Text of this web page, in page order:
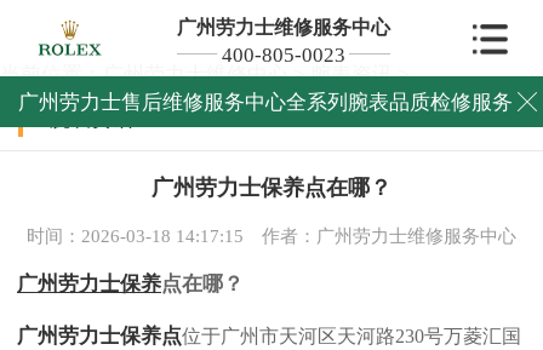
广州劳力士维修服务中心
400-805-0023
广州劳力士售后维修服务中心全系列腕表品质检修服务 
当前位置：广州劳力士维修中心>腕表资讯>
腕表资讯
广州劳力士保养点在哪？
时间：2026-03-18 14:17:15 作者：广州劳力士维修服务中心
广州劳力士保养点在哪？
广州劳力士保养点位于广州市天河区天河路230号万菱汇国